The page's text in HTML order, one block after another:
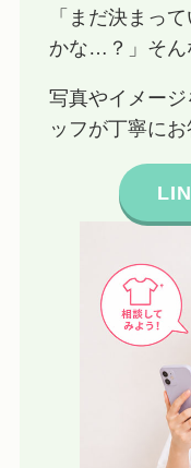
「まだ決まっ
かな…？」そん
写真やイメー
ッフが丁寧にお